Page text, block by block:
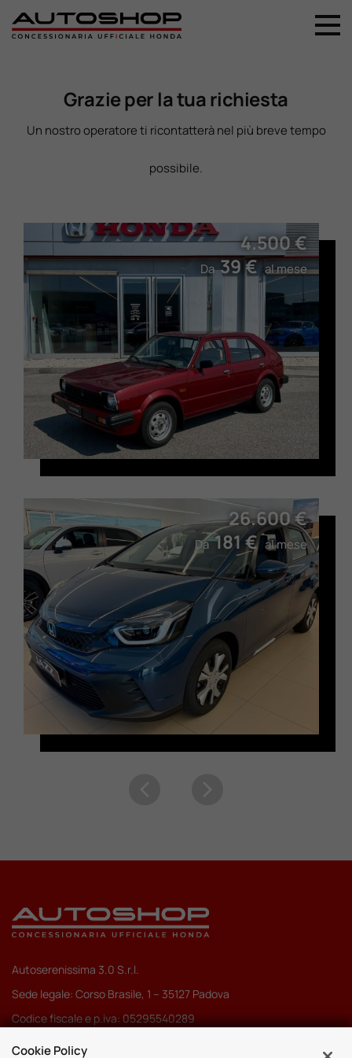
+39 044 496 5556
Nuovo
Promozioni
Assistenza
Ricambi
Valuta Il Tuo Usato
Mondo Honda
Lavora Con Noi
Contattaci
Grazie per la tua richiesta
Un nostro operatore ti ricontatterà nel più breve tempo
possibile.
4.500 €
Da39 €al mese
26.600 €
Da181 €al mese
Autoserenissima 3.0 S.r.l.
Sede legale: Corso Brasile, 1 – 35127 Padova
Codice fiscale e p.iva: 05295540289
Pec:autoserenissima3.0srl@legalmail.it
Cookie Policy